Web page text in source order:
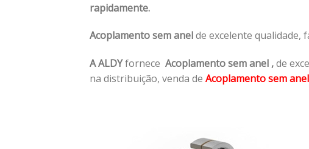
rapidamente.
Acoplamento sem anelde excelente qualidade,
A ALDYfornece Acoplamento sem anel ,de
na distribuição, venda de Acoplamento sem anel